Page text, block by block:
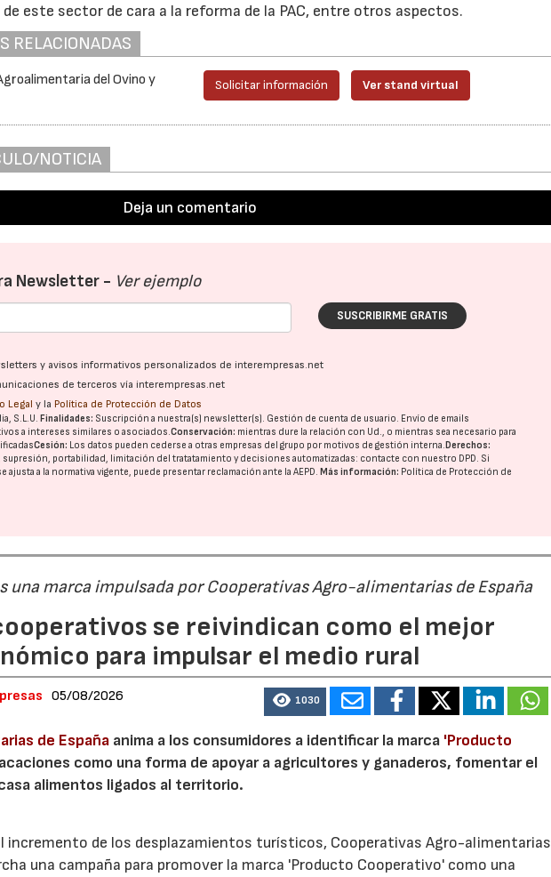
este sector de cara a la reforma de la PAC, entre otros aspectos.
RELACIONADAS
del Ovino y
Solicitar información Ver stand virtual
NOTICIA
Deja un comentario
Newsletter - Ver ejemplo
SUSCRIBIRME GRATIS
y avisos informativos personalizados de interempresas.net
de terceros vía interempresas.net
Legal y la Política de Protección de Datos
S.L.U.Finalidades: Suscripción a nuestra(s) newsletter(s). Gestión de cuenta de usuario. Envío de emails
a intereses similares o asociados.Conservación: mientras dure la relación con Ud., o mientras sea necesario para
Cesión: Los datos pueden cederse a otras empresas del grupo por motivos de gestión interna.Derechos:
portabilidad, limitación del tratatamiento y decisiones automatizadas: contacte con nuestro DPD. Si
ajusta a la normativa vigente, puede presentar reclamación ante laAEPD.Más información: Política de Protección de
una marca impulsada por Cooperativas Agro-alimentarias de España
se reivindican como el mejor
para impulsar el medio rural
05/08/2026 1030
de España anima a los consumidores a identificar la marca 'Producto
como una forma de apoyar a agricultores y ganaderos, fomentar el
alimentos ligados al territorio.
incremento de los desplazamientos turísticos, Cooperativas Agro-alimentarias
una campaña para promover la marca 'Producto Cooperativo' como una